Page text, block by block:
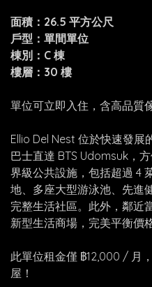
面積：26.5 平方公尺
戶型：單間單位
棟別：C 棟
樓層：30 樓
單位可立即入住，含高品質
Ellio Del Nest 位於快速發展
巴士直達 BTS Udomsuk，
界級公共設施，包括超過 4
地、多座大型游泳池、先進
完整生活社區。此外，鄰近
新型生活商場，完美平衡價
此單位租金僅 ฿12,000 / 月
屋！